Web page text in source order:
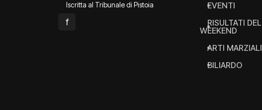
Iscritta al Tribunale di Pistoia
f
EVENTI
RISULTATI DEL
WEEKEND
ARTI MARZIALI
BILIARDO